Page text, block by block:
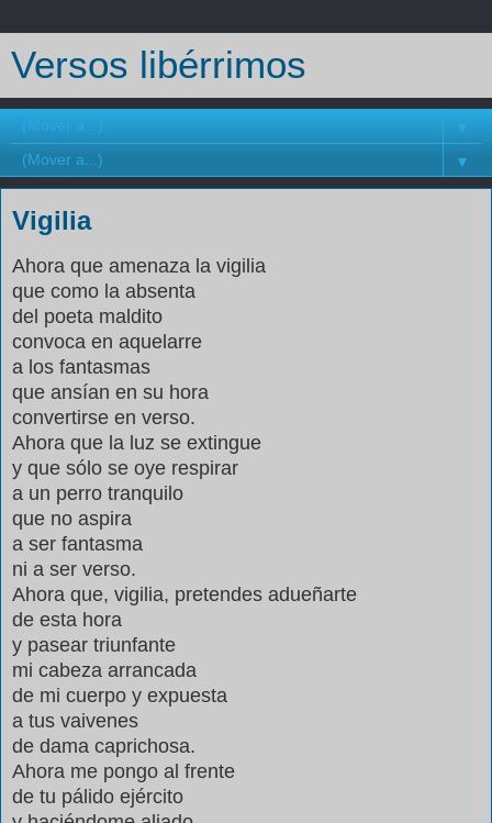
Versos libérrimos
▼
▼
Vigilia
Ahora que amenaza la vigilia
que como la absenta
del poeta maldito
convoca en aquelarre
a los fantasmas
que ansían en su hora
convertirse en verso.
Ahora que la luz se extingue
y que sólo se oye respirar
a un perro tranquilo
que no aspira
a ser fantasma
ni a ser verso.
Ahora que, vigilia, pretendes adueñarte
de esta hora
y pasear triunfante
mi cabeza arrancada
de mi cuerpo y expuesta
a tus vaivenes
de dama caprichosa.
Ahora me pongo al frente
de tu pálido ejército